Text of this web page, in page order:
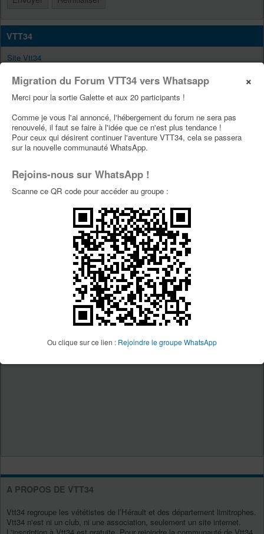
×
Migration du Forum VTT34 vers Whatsapp
Merci pour la sortie Galette et aux 20 participants !
Comme je vous l'ai annoncé, l'hébergement du forum ne sera pas
renouvelé, il faut se faire à l'idée que ce n'est plus tendance !
Pour ceux qui désirent continuer l'aventure VTT34, cela se passera
sur la nouvelle communauté WhatsApp.
Rejoins-nous sur WhatsApp !
Scanne ce QR code pour accéder au groupe :
Ou clique sur ce lien : Rejoindre le groupe WhatsApp
VTT34
Site Vtt34
Page Youtube Vtt34
PUBLICITÉS
A PROPOS DE VTT34
Vtt34 regroupe les vététistes de l’Hérault et des département limitrophes.
Vtt34 n'est ni un club, ni une association, seulement un site internet.